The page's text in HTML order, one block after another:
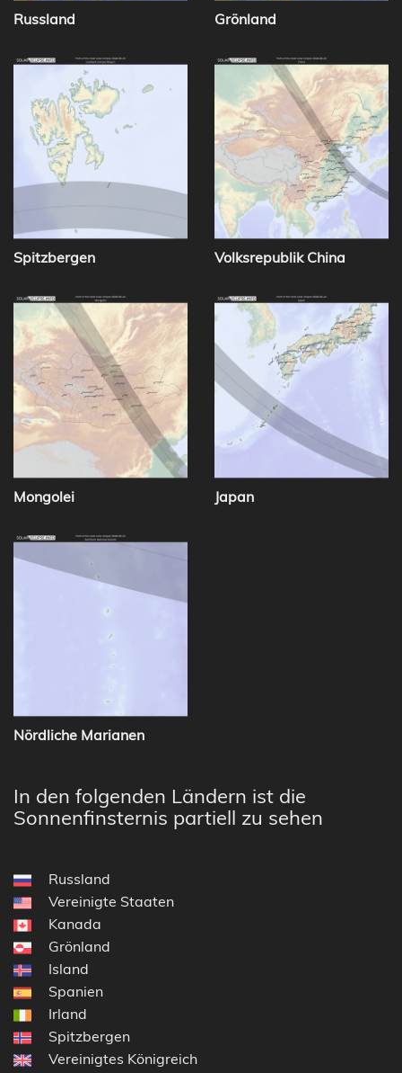
Russland Grönland
Spitzbergen Volksrepublik China
Mongolei Japan
Nördliche Marianen
In den folgenden Ländern ist die
Sonnenfinsternis partiell zu sehen
Russland
Vereinigte Staaten
Kanada
Grönland
Island
Spanien
Irland
Spitzbergen
Vereinigtes Königreich